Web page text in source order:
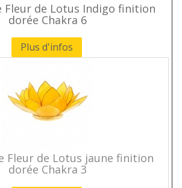
Fleur de Lotus Indigo finition
dorée Chakra 6
Plus d'infos
Fleur de Lotus jaune finition
dorée Chakra 3